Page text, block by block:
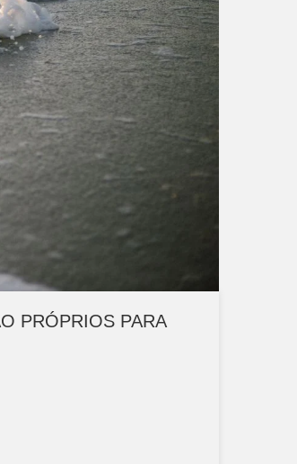
PRÓPRIOS PARA